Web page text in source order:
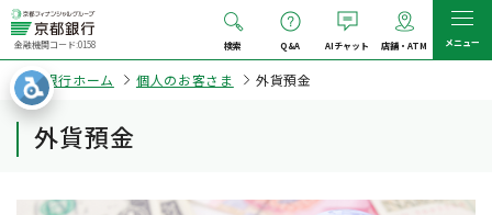
金融機関コード:0158 検索 Q&A AIチャット 店舗・ATM メニュー
京都銀行ホーム 個人のお客さま 外貨預金
外貨預金